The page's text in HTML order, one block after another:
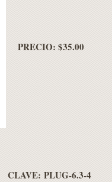
PRECIO: $35.00
CLAVE: PLUG-6.3-4